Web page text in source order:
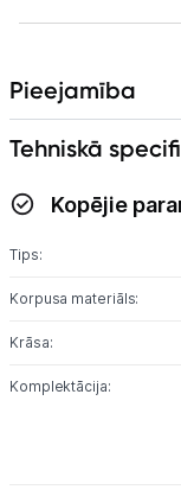
Pieejamība
Tehniskā
Kopējie
Tips:
Korpusa materiāls:
Krāsa:
Komplektācija: